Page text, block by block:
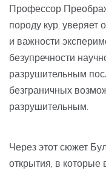
Профессор
породу кур, уверяет
и важности
безупречности
разрушительным
безграничных
разрушительным.
Через этот сюжет
открытия, в которые